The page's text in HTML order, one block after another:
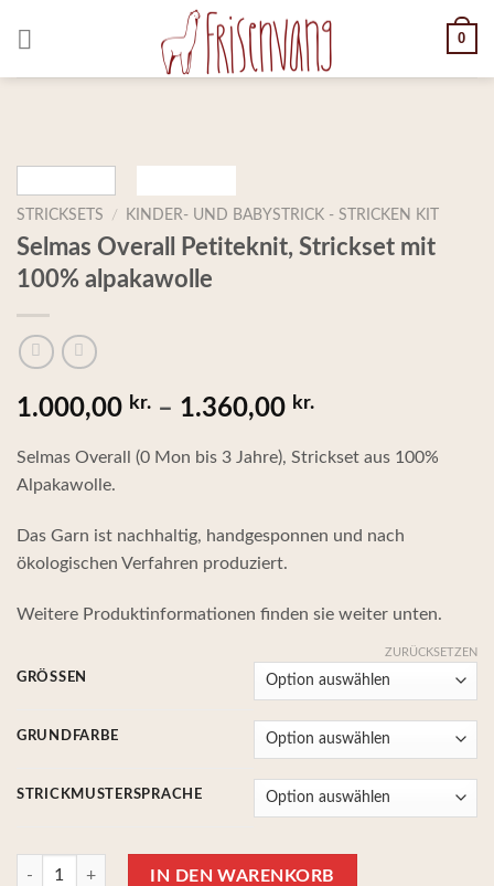
0
STRICKSETS / KINDER- UND BABYSTRICK - STRICKEN KIT
Selmas Overall Petiteknit, Strickset mit
100% alpakawolle
1.000,00 kr. – 1.360,00 kr.Preisspanne:
1.000,00 kr.
1.360,00 kr.
Selmas Overall (0 Mon bis 3 Jahre), Strickset aus 100%
Alpakawolle.
Das Garn ist nachhaltig, handgesponnen und nach
ökologischen Verfahren produziert.
Weitere Produktinformationen finden sie weiter unten.
GRÖSSEN
GRUNDFARBE
STRICKMUSTERSPRACHE
ZURÜCKSETZEN
Selmas Overall Petiteknit, Strickset mit 100% alpakawolle Menge
IN DEN WARENKORB